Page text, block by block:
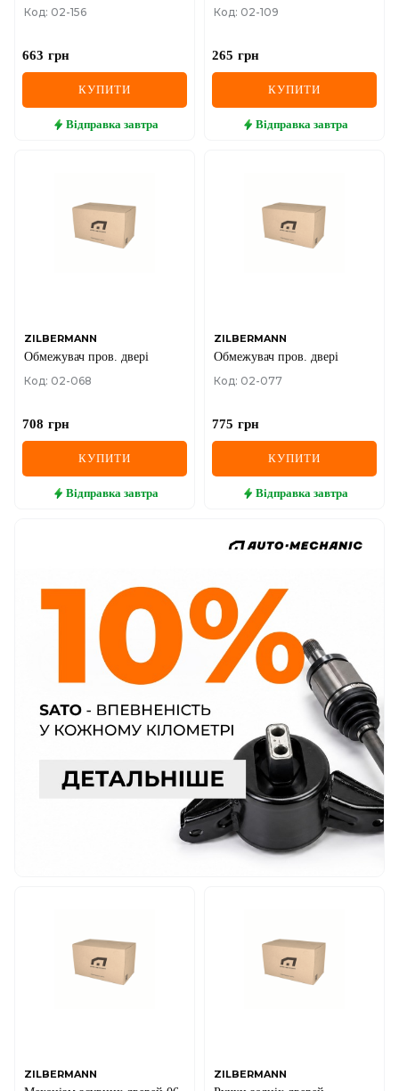
SSANGYONG
SUZUKI
TESLA
Код: 02-156
663 грн
КУПИТИ
Відправка завтра
Код: 02-109
265 грн
КУПИТИ
Відправка завтра
ZILBERMANN
Обмежувач пров. двері
Код: 02-068
708 грн
КУПИТИ
Відправка завтра
ZILBERMANN
Обмежувач пров. двері
Код: 02-077
775 грн
КУПИТИ
Відправка завтра
ZILBERMANN ZILBERMANN